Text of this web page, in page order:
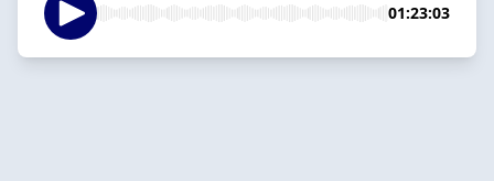
01:23:03